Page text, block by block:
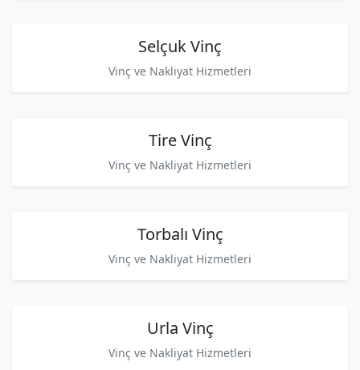
Selçuk Vinç
Vinç ve Nakliyat Hizmetleri
Tire Vinç
Vinç ve Nakliyat Hizmetleri
Torbalı Vinç
Vinç ve Nakliyat Hizmetleri
Urla Vinç
Vinç ve Nakliyat Hizmetleri